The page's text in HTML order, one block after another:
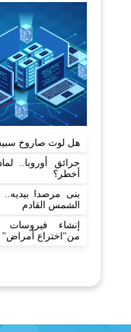
هل لوث صاروخ
حرائق أوروبا..
أخطر؟
بنى مرصدا
الشمس القادم
إنشاء فيروسات
من"اختراع أمراض"